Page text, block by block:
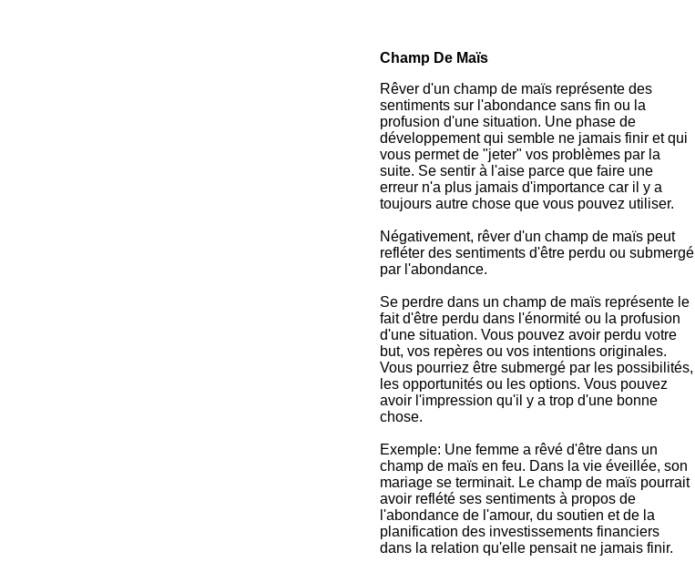
Champ De Maïs
Rêver d'un champ de maïs représente des
sentiments sur l'abondance sans fin ou la
profusion d'une situation. Une phase de
développement qui semble ne jamais finir et qui
vous permet de "jeter" vos problèmes par la
suite. Se sentir à l'aise parce que faire une
erreur n'a plus jamais d'importance car il y a
toujours autre chose que vous pouvez utiliser.
Négativement, rêver d'un champ de maïs peut
refléter des sentiments d'être perdu ou submergé
par l'abondance.
Se perdre dans un champ de maïs représente le
fait d'être perdu dans l'énormité ou la profusion
d'une situation. Vous pouvez avoir perdu votre
but, vos repères ou vos intentions originales.
Vous pourriez être submergé par les possibilités,
les opportunités ou les options. Vous pouvez
avoir l'impression qu'il y a trop d'une bonne
chose.
Exemple: Une femme a rêvé d'être dans un
champ de maïs en feu. Dans la vie éveillée, son
mariage se terminait. Le champ de maïs pourrait
avoir reflété ses sentiments à propos de
l'abondance de l'amour, du soutien et de la
planification des investissements financiers
dans la relation qu'elle pensait ne jamais finir.